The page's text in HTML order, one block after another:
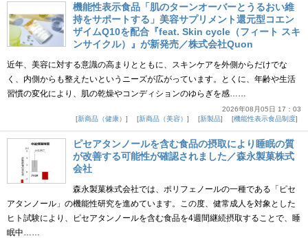
機能性表示食品「肌のターンオーバーとうるおい維
持をサポートする」美容サプリメント還元型コエン
ザイムQ10を配合『feat. Skin cycle（フィート スキ
ンサイクル）』が新発売／株式会社Quon
近年、美容に対する意識の高まりとともに、スキンケアを外側からだけでな
く、内側からも整えたいというニーズが広がっています。とくに、年齢や生活
習慣の変化により、肌の乾燥やコンディションのゆらぎを感……
2026年08月05日 17：03
新商品（健康）
新商品（美容） 新製品 機能性表示食品制度
ピセアタンノールを含む食品の摂取により睡眠の質
が改善する可能性が確認されました／森永製菓株式
会社
森永製菓株式会社では、ポリフェノールの一種である「ピセ
アタンノール」の機能性研究を進めています。この度、健常成人を対象とした
ヒト試験により、ピセアタンノールを含む食品を4週間継続摂取することで、睡
眠中……